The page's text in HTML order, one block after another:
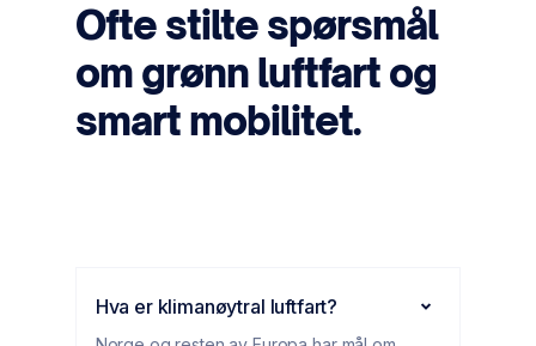
Ofte stilte spørsmål
om grønn luftfart og
smart mobilitet.
Hva er klimanøytral luftfart?